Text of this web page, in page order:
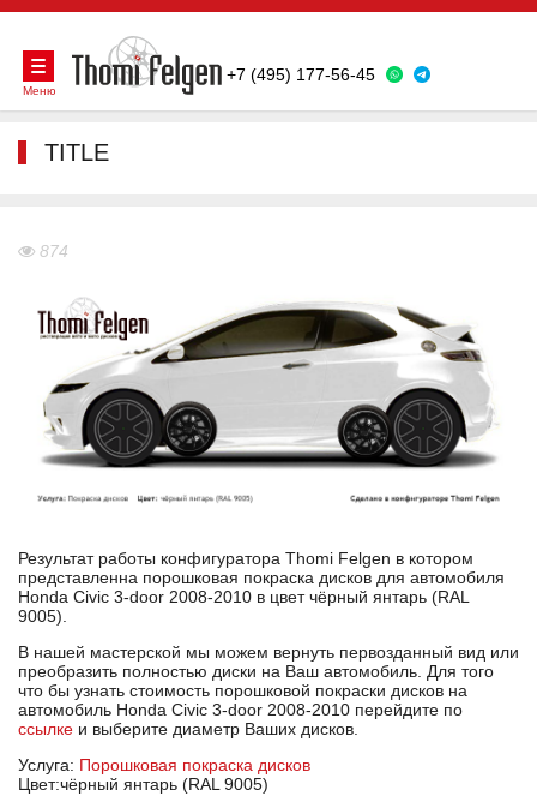
+7 (495) 177-56-45
Меню
TITLE
874
Результат работы конфигуратора Thomi Felgen в котором
представленна порошковая покраска дисков для автомобиля
Honda Civic 3-door 2008-2010 в цвет чёрный янтарь (RAL
9005).
В нашей мастерской мы можем вернуть первозданный вид или
преобразить полностью диски на Ваш автомобиль. Для того
что бы узнать стоимость порошковой покраски дисков на
автомобиль Honda Civic 3-door 2008-2010 перейдите по
ссылке и выберите диаметр Ваших дисков.
Услуга: Порошковая покраска дисков
Цвет:чёрный янтарь (RAL 9005)